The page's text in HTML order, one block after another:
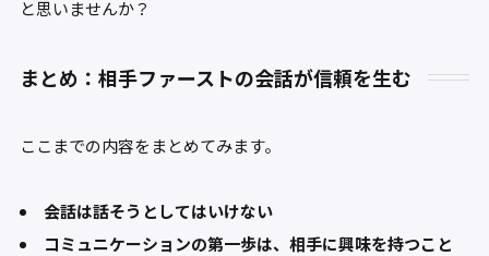
と思いませんか？
まとめ：相手ファーストの会話が信頼を生む
ここまでの内容をまとめてみます。
会話は話そうとしてはいけない
コミュニケーションの第一歩は、相手に興味を持つこと